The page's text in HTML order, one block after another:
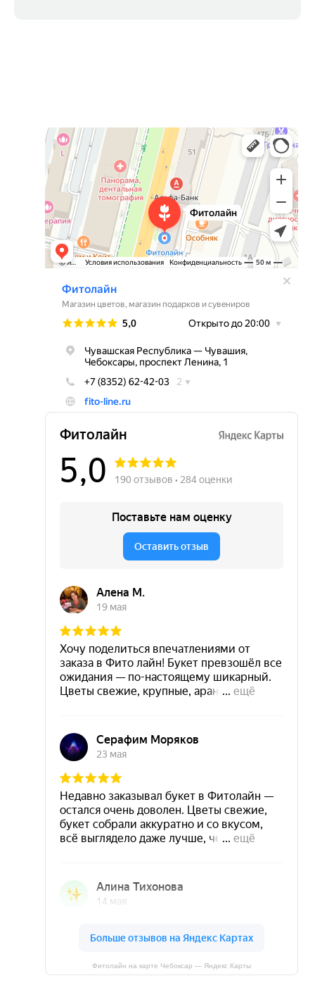
Фитолайн
Магазин цветов в Чебоксарах
Магазин подарков и сувениров в Чебоксарах
Фитолайн на карте Чебоксар — Яндекс Карты